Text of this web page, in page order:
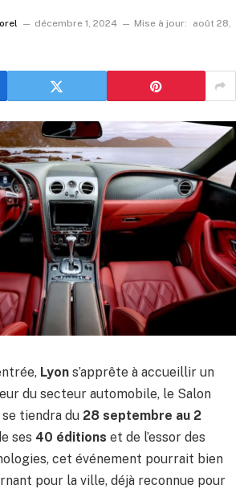
décembre 1, 2024 Mise à jour:
août 28,
Lyon s’apprête à accueillir un
du secteur automobile, le Salon
tiendra du 28 septembre au 2
ses 40 éditions et de l’essor des
cet événement pourrait bien
pour la ville, déjà reconnue pour